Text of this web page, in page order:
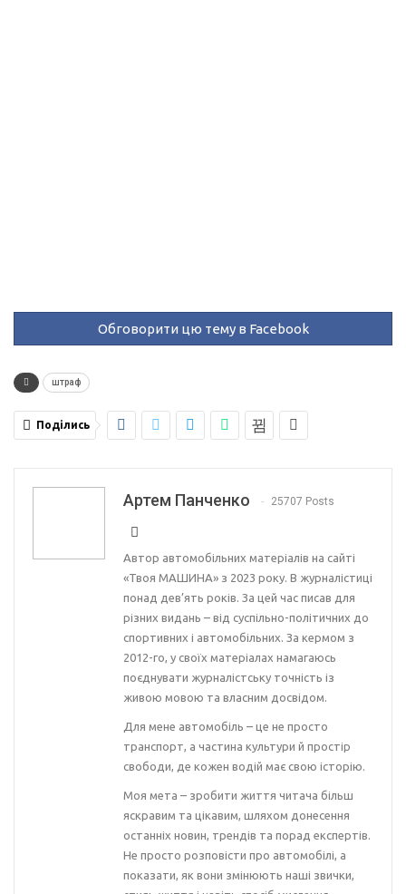
Обговорити цю тему в Facebook
штраф
Поділись
Артем Панченко 25707 Posts
Автор автомобільних матеріалів на сайті
«Твоя МАШИНА» з 2023 року. В журналістиці
понад дев’ять років. За цей час писав для
різних видань – від суспільно-політичних до
спортивних і автомобільних. За кермом з
2012-го, у своїх матеріалах намагаюсь
поєднувати журналістську точність із
живою мовою та власним досвідом.
Для мене автомобіль – це не просто
транспорт, а частина культури й простір
свободи, де кожен водій має свою історію.
Моя мета – зробити життя читача більш
яскравим та цікавим, шляхом донесення
останніх новин, трендів та порад експертів.
Не просто розповісти про автомобілі, а
показати, як вони змінюють наші звички,